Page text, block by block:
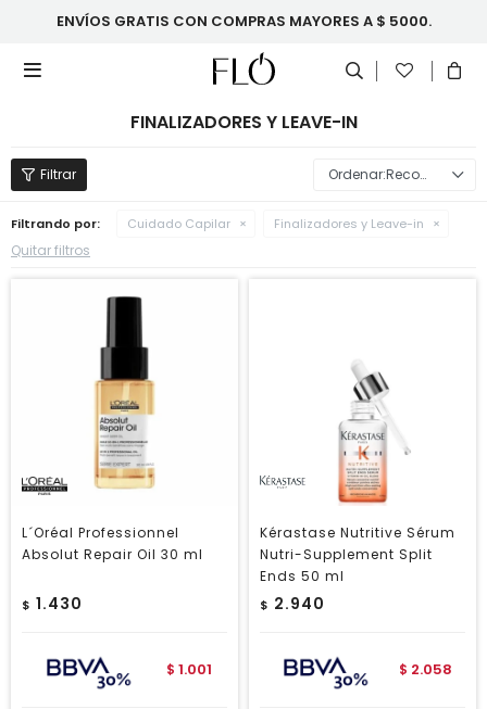
ENVÍOS GRATIS CON COMPRAS MAYORES A $ 5000.

FINALIZADORES Y LEAVE-IN
Recomendados
Filtrando por: Cuidado Capilar Finalizadores y Leave-in
Quitar filtros
L´Oréal Professionnel
Absolut Repair Oil 30 ml
$ 1.430
$ 1.001
Kérastase Nutritive Sérum
Nutri-Supplement Split
Ends 50 ml
$ 2.940
$ 2.058